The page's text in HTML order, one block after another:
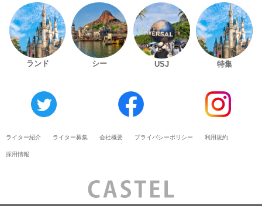
ランド シー USJ 特集
ライター紹介 ライター募集 会社概要 プライバシーポリシー 利用規約
採用情報